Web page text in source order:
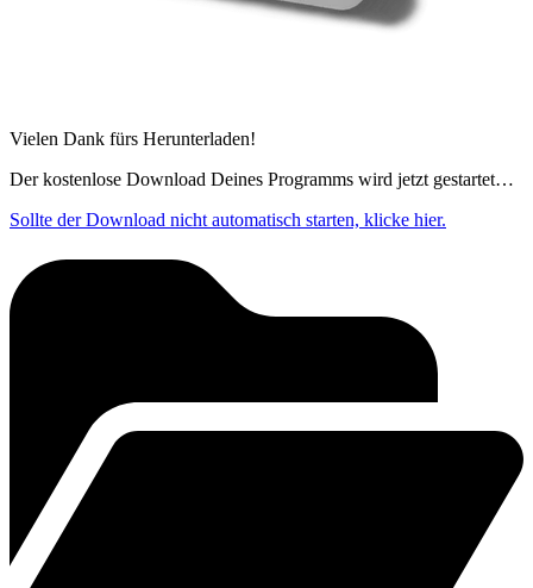
Vielen Dank fürs Herunterladen!
Der kostenlose Download Deines Programms wird jetzt gestartet…
Sollte der Download nicht automatisch starten, klicke hier.